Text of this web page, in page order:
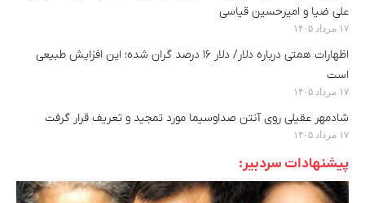
علی ضیا و امیرحسین قیاسی
۱۷ مرداد ۱۴۰۵
اظهارات همتی درباره دلار/ دلار ۱۶ درصد گران شده؛ این افزایش طبیعی
است
۱۷ مرداد ۱۴۰۵
شادمهر عقیلی روی آنتن صداوسیما مورد تمجید و تعریف قرار گرفت
۱۷ مرداد ۱۴۰۵
پیشنهادات سردبیر: